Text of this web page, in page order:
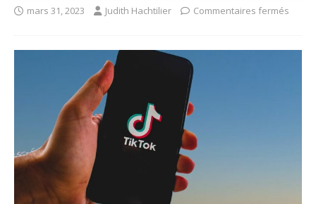
mars 31, 2023 Judith Hachtilier Commentaires fermés